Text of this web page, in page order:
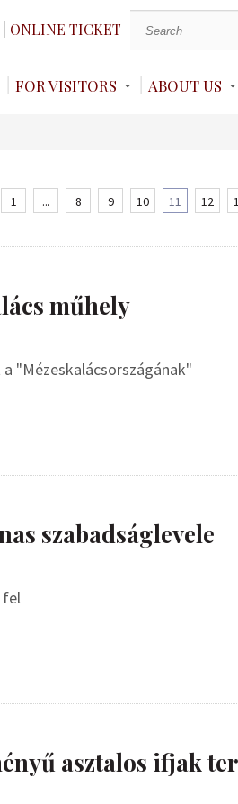
ONLINE TICKET
FOR VISITORS ABOUT US
1 ... 8 9 10 11 12
műhely
"Mézeskalácsországának"
szabadságlevele
fel
asztalos ifjak